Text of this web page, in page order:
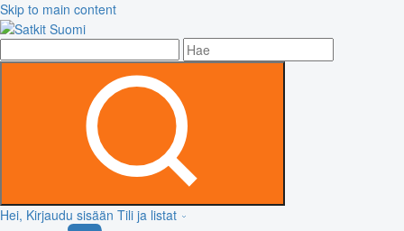
Skip to main content
Hei, Kirjaudu sisään Tili ja listat